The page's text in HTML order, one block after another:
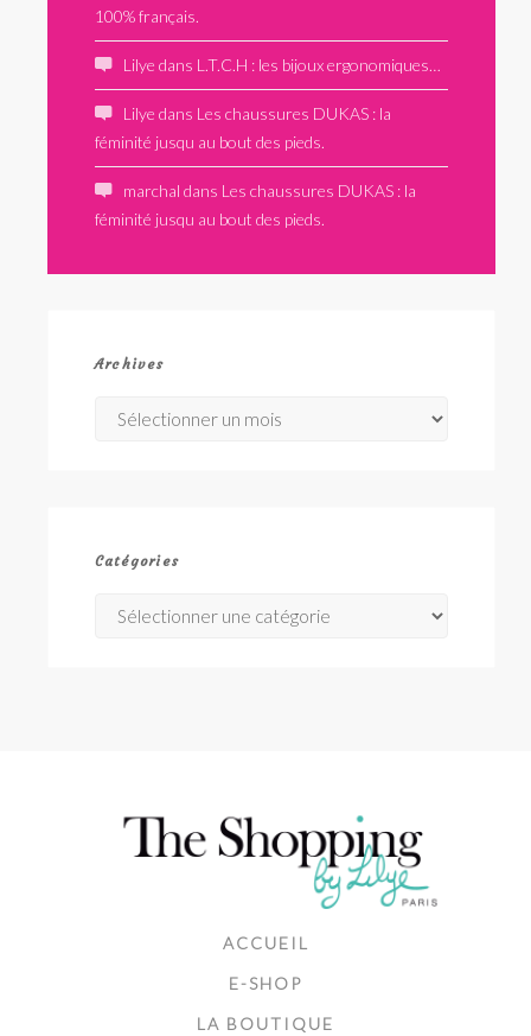
100% français.
Lilye dans L.T.C.H : les bijoux ergonomiques…
Lilye dans Les chaussures DUKAS : la
féminité jusqu au bout des pieds.
marchal dans Les chaussures DUKAS : la
féminité jusqu au bout des pieds.
Archives
Catégories
ACCUEIL
E-SHOP
LA BOUTIQUE